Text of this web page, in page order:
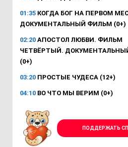
01:35 КОГДА БОГ НА ПЕРВОМ
ДОКУМЕНТАЛЬНЫЙ ФИЛЬМ (0+)
02:20 АПОСТОЛ ЛЮБВИ. ФИЛЬМ
ЧЕТВЁРТЫЙ.
(0+)
03:20 ПРОСТЫЕ ЧУДЕСА (12+)
04:10 ВО ЧТО МЫ ВЕРИМ (0+)
ПОДДЕРЖАТЬ